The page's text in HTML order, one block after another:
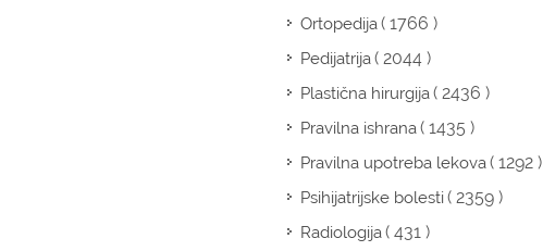
Ortopedija( 1766 )
Pedijatrija( 2044 )
Plastična hirurgija( 2436 )
Pravilna ishrana( 1435 )
Pravilna upotreba lekova( 1292 )
Psihijatrijske bolesti( 2359 )
Radiologija( 431 )